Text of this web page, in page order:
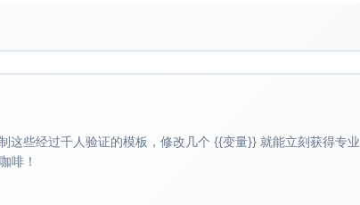
）持续递交不阻塞。
8,333 笔/秒），统计周期≥10分钟。
下不超过1分钟产能的10%。
力模型（含新单、撤单、修改等），在≥10分钟稳态期间吞吐指
这些经过千人验证的模板，修改几个 {{变量}} 就能立刻获得专业
啡！